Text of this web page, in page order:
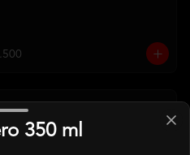
Camaron
Arroz
350 ml